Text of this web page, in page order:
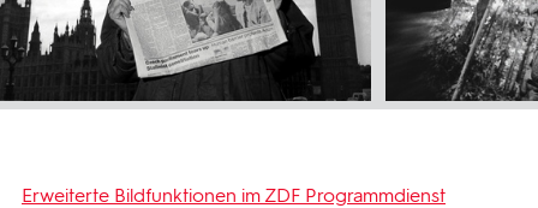
Erweiterte Bildfunktionen im ZDF Programmdienst